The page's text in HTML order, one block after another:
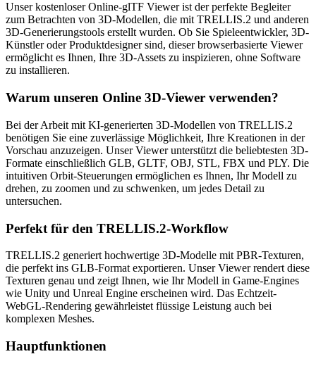
Unser kostenloser Online-glTF Viewer ist der perfekte Begleiter
zum Betrachten von 3D-Modellen, die mit TRELLIS.2 und anderen
3D-Generierungstools erstellt wurden. Ob Sie Spieleentwickler, 3D-
Künstler oder Produktdesigner sind, dieser browserbasierte Viewer
ermöglicht es Ihnen, Ihre 3D-Assets zu inspizieren, ohne Software
zu installieren.
Warum unseren Online 3D-Viewer verwenden?
Bei der Arbeit mit KI-generierten 3D-Modellen von TRELLIS.2
benötigen Sie eine zuverlässige Möglichkeit, Ihre Kreationen in der
Vorschau anzuzeigen. Unser Viewer unterstützt die beliebtesten 3D-
Formate einschließlich GLB, GLTF, OBJ, STL, FBX und PLY. Die
intuitiven Orbit-Steuerungen ermöglichen es Ihnen, Ihr Modell zu
drehen, zu zoomen und zu schwenken, um jedes Detail zu
untersuchen.
Perfekt für den TRELLIS.2-Workflow
TRELLIS.2 generiert hochwertige 3D-Modelle mit PBR-Texturen,
die perfekt ins GLB-Format exportieren. Unser Viewer rendert diese
Texturen genau und zeigt Ihnen, wie Ihr Modell in Game-Engines
wie Unity und Unreal Engine erscheinen wird. Das Echtzeit-
WebGL-Rendering gewährleistet flüssige Leistung auch bei
komplexen Meshes.
Hauptfunktionen